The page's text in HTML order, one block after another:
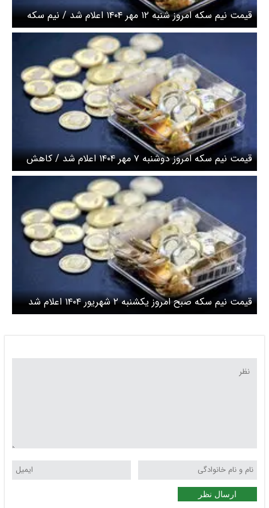
قیمت نیم سکه امروز شنبه ۱۲ مهر ۱۴۰۴ اعلام شد / نیم سکه
ریخت
قیمت نیم سکه امروز دوشنبه ۷ مهر ۱۴۰۴ اعلام شد / کاهش
قیمت نیم سکه
قیمت نیم سکه صبح امروز یکشنبه ۲ شهریور ۱۴۰۴ اعلام شد
ارسال نظر